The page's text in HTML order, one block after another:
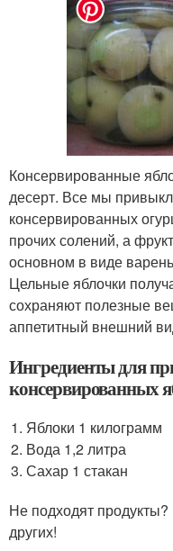
Консервированные
десерт. Все мы
консервированных
прочих солений, а
основном в виде
Цельные яблочки
сохраняют полезные
аппетитный внешний
Ингредиенты для
консервированных
Яблоки 1 килограмм
Вода 1,2 литра
Сахар 1 стакан
Не подходят
других!